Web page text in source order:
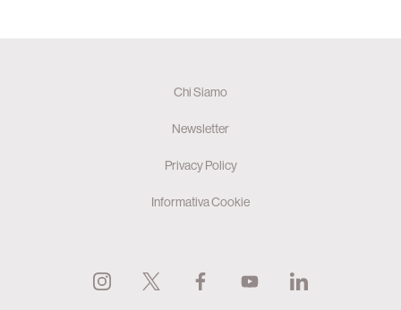
Chi Siamo
Newsletter
Privacy Policy
Informativa Cookie